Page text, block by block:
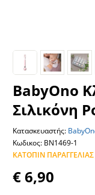
BabyOno
Σιλικόνη
Κατασκευαστής:
Κωδικος: BN1469-1
ΚΑΤΌΠΙΝ ΠΑΡΑΓΓΕΛΊΑΣ
€ 6,90